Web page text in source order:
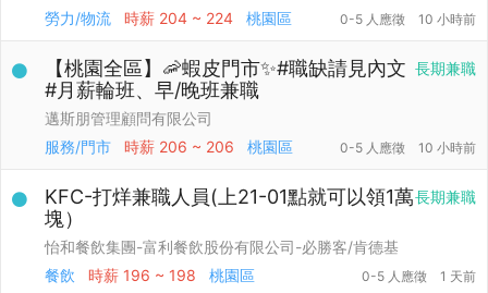
勞力/物流
時薪 204 ~ 224 桃園區 0-5 人應徵 10 小時前
長期兼職
【桃園全區】🦐蝦皮門市✨#職缺請見內文
#月薪輪班、早/晚班兼職
邁斯朋管理顧問有限公司
服務/門市
時薪 206 ~ 206 桃園區 0-5 人應徵 10 小時前
長期兼職
KFC-打烊兼職人員(上21-01點就可以領1萬
塊）
怡和餐飲集團-富利餐飲股份有限公司-必勝客/肯德基
餐飲
時薪 196 ~ 198 桃園區 0-5 人應徵 1 天前